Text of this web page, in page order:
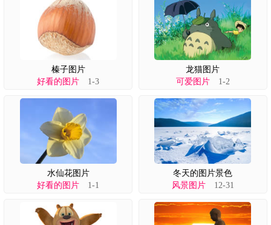
榛子图片
好看的图片 1-3
龙猫图片
可爱图片1-2
水仙花图片
好看的图片 1-1
冬天的图片景色
风景图片12-31